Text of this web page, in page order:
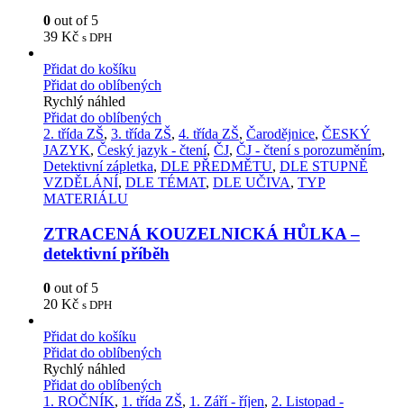
0 out of 5
39 Kč s DPH
Přidat do košíku
Přidat do oblíbených
Rychlý náhled
Přidat do oblíbených
2. třída ZŠ, 3. třída ZŠ, 4. třída ZŠ, Čarodějnice, ČESKÝ
JAZYK, Český jazyk - čtení, ČJ, ČJ - čtení s porozuměním,
Detektivní zápletka, DLE PŘEDMĚTU, DLE STUPNĚ
VZDĚLÁNÍ, DLE TÉMAT, DLE UČIVA, TYP
MATERIÁLU
ZTRACENÁ KOUZELNICKÁ HŮLKA –
detektivní příběh
0 out of 5
20 Kč s DPH
Přidat do košíku
Přidat do oblíbených
Rychlý náhled
Přidat do oblíbených
1. ROČNÍK, 1. třída ZŠ, 1. Září - říjen, 2. Listopad -